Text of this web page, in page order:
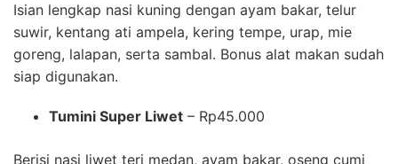
Isian lengkap nasi kuning dengan ayam bakar, telur
suwir, kentang ati ampela, kering tempe, urap, mie
goreng, lalapan, serta sambal. Bonus alat makan sudah
siap digunakan.
Tumini Super Liwet – Rp45.000
Berisi nasi liwet teri medan, ayam bakar, oseng cumi